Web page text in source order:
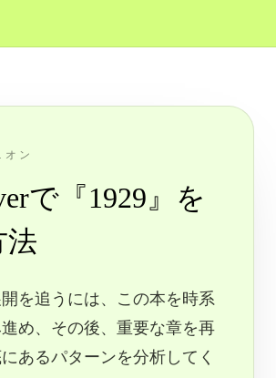
ン
で『1929』を
法
を追うには、この本を時系
め、その後、重要な章を再
あるパターンを分析してく